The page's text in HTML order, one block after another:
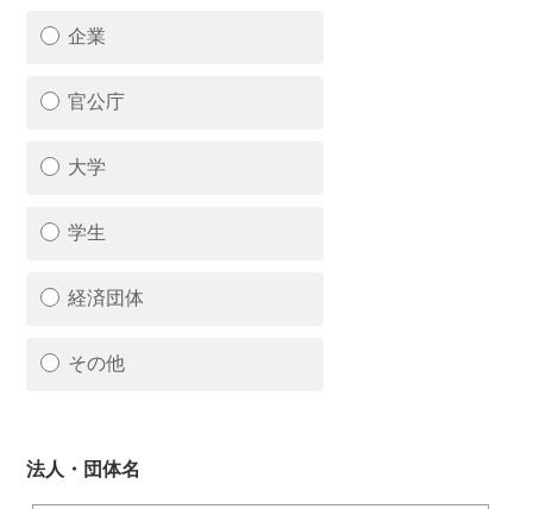
企業
官公庁
大学
学生
経済団体
その他
法人・団体名